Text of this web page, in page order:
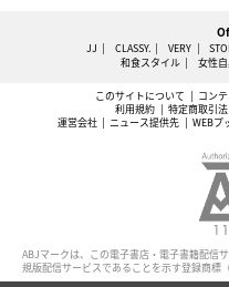
JJ CLASSY. VERY
和食スタイル
女性
このサイトについて コン
利用規約
特定商取引
運営会社
ニュース提供先 WEBプ
ABJマークは、この電子書店・電子書籍配信
規版配信サービスであることを示す登録商標